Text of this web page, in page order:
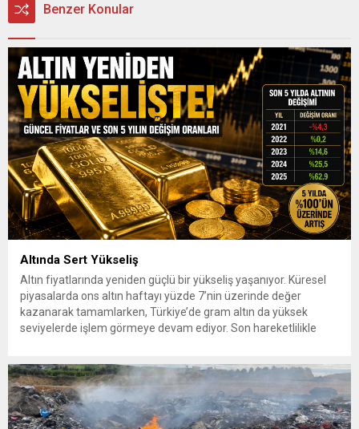
Benzer Konular
Altında Sert Yükseliş
Altın fiyatlarında yeniden güçlü bir yükseliş yaşanıyor. Küresel
piyasalarda ons altın haftayı yüzde 7’nin üzerinde değer
kazanarak tamamlarken, Türkiye’de gram altın da yüksek
seviyelerde işlem görmeye devam ediyor. Son hareketlilikle
yükselerek 4 bin...